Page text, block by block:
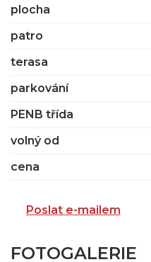
plocha
patro
terasa
parkování
PENB třída
volný od
cena
Poslat e-mailem
FOTOGALERIE